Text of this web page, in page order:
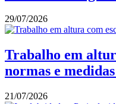
29/07/2026
Trabalho em
normas e
21/07/2026